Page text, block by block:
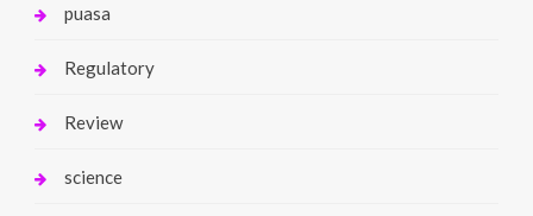
puasa
Regulatory
Review
science